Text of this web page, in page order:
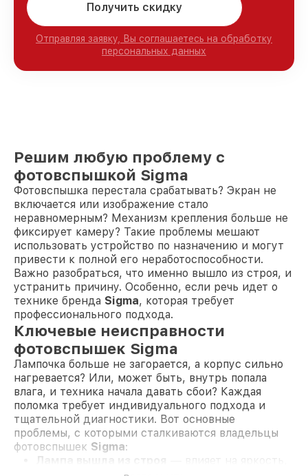
Получить скидку
Отправляя заявку, Вы соглашаетесь на обработку
персональных данных
Решим любую проблему с
фотовспышкой Sigma
Фотовспышка перестала срабатывать? Экран не
включается или изображение стало
неравномерным? Механизм крепления больше не
фиксирует камеру? Такие проблемы мешают
использовать устройство по назначению и могут
привести к полной его неработоспособности.
Важно разобраться, что именно вышло из строя, и
устранить причину. Особенно, если речь идет о
технике бренда Sigma, которая требует
профессионального подхода.
Ключевые неисправности
фотовспышек Sigma
Лампочка больше не загорается, а корпус сильно
нагревается? Или, может быть, внутрь попала
влага, и техника начала давать сбои? Каждая
поломка требует индивидуального подхода и
тщательной диагностики. Вот основные
проблемы, с которыми сталкиваются владельцы
фотовспышек Sigma:
Лампа вышла из строя
равномерность света или полное отсутствие